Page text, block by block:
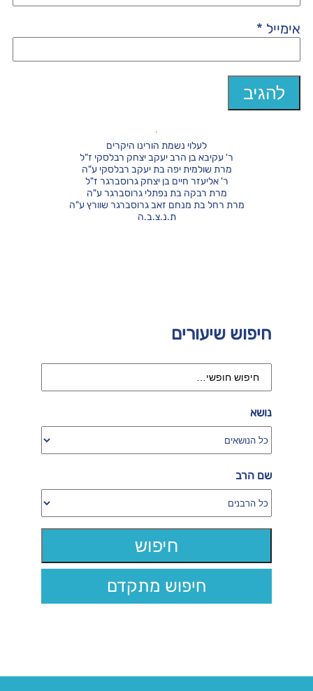
אימייל *
חיפוש שיעורים
נושא
שם הרב
חיפוש מתקדם
לעלוי נשמת הורינו היקרים
ר' עקיבא בן הרב יעקב יצחק רבלסקי ז"ל
מרת שולמית יפה בת יעקב רבלסקי ע"ה
ר' אליעזר חיים בן יצחק גרוסברגר ז"ל
מרת רבקה בת נפתלי גרוסברגר ע"ה
מרת רחל בת מנחם זאב גרוסברגר שוורץ ע"ה
ת.נ.צ.ב.ה